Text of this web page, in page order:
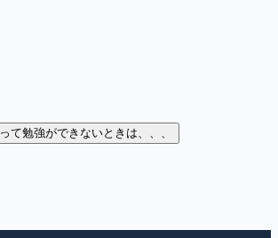
て勉強ができないときは、、、